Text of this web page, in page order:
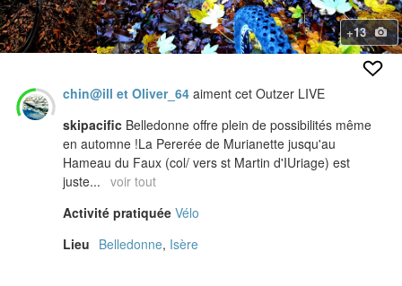
+13
chin@ill et Oliver_64 aiment cet Outzer LIVE
skipacific Belledonne offre plein de possibilités même
en automne !La Pererée de Murianette jusqu'au
Hameau du Faux (col/ vers st Martin d'IUriage) est
juste... voir tout
Activité pratiquée Vélo
Lieu Belledonne, Isère